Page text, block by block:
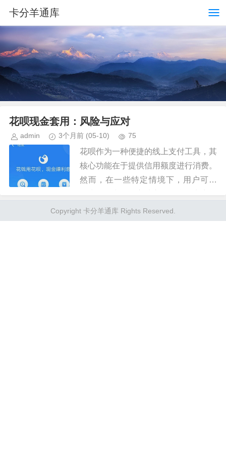
卡分羊通库
花呗现金套用：风险与应对
admin 3个月前 (05-10) 75
花呗作为一种便捷的线上支付工具，其
核心功能在于提供信用额度进行消费。
然而，在一些特定情境下，用户可能
台的信用消费功能。用户可以在一些合
作商家那里选择以花呗分期的形式...
Copyright 卡分羊通库 Rights Reserved.